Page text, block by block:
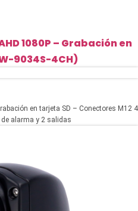
1080P – Grabación en
9034S-4CH)
en tarjeta SD – Conectores M12 4
alarma y 2 salidas